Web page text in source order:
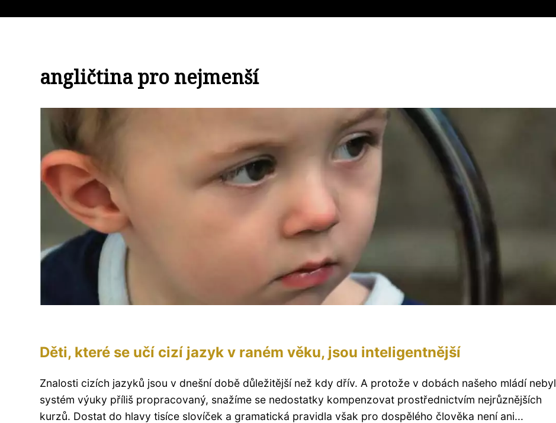
angličtina pro nejmenší
Děti, které se učí cizí jazyk v raném věku, jsou inteligentnější
Znalosti cizích jazyků jsou v dnešní době důležitější než kdy dřív. A protože v dobách našeho mládí nebyl
systém výuky příliš propracovaný, snažíme se nedostatky kompenzovat prostřednictvím nejrůznějších
kurzů. Dostat do hlavy tisíce slovíček a gramatická pravidla však pro dospělého člověka není ani...